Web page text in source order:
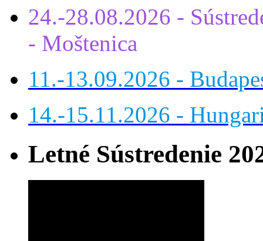
24.-28.08.2026 -
- Moštenica
11.-13.09.2026 -
14.-15.11.2026 -
Letné Sústredenie